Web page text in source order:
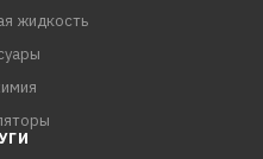
жидкость